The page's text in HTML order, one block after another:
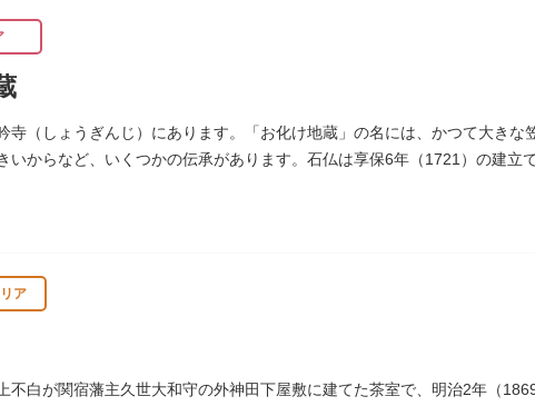
縁起の良い意味を持つ故事に由来しているそうです。福笹に各社寺の福
といわれる浅草には、観音様の境内を中心として広く各所に名所・旧跡が
化の面影を偲んでみてはいかがでしょうか。
ながらの散策は、福徳と心の安らぎを与えてくれることでしょう。
寺（しょうぎんじ）にあります。「お化け地蔵」の名には、かつて大き
いからなど、いくつかの伝承があります。石仏は享保6年（1721）の建立
ア
不白が関宿藩主久世大和守の外神田下屋敷に建てた茶室で、明治2年（